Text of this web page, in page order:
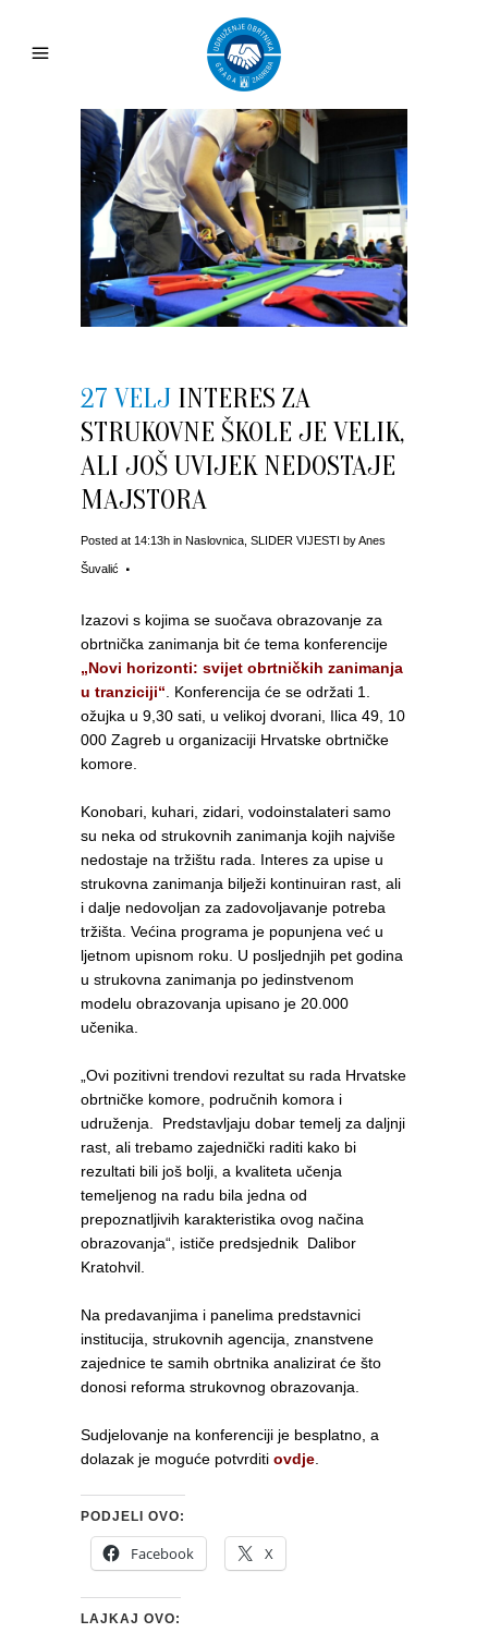
27 VELJ INTERES ZA
STRUKOVNE ŠKOLE JE VELIK,
ALI JOŠ UVIJEK NEDOSTAJE
MAJSTORA
Posted at 14:13h in Naslovnica SLIDER VIJESTI byAnes
Šuvalić
Izazovi s kojima se suočava obrazovanje za
obrtnička zanimanja bit će tema konferencije
„Novi horizonti: svijet obrtničkih zanimanja
u tranziciji“ . Konferencija će se održati 1.
ožujka u 9,30 sati, u velikoj dvorani, Ilica 49, 10
000 Zagreb u organizaciji Hrvatske obrtničke
komore.
Konobari, kuhari, zidari, vodoinstalateri samo
su neka od strukovnih zanimanja kojih najviše
nedostaje na tržištu rada. Interes za upise u
strukovna zanimanja bilježi kontinuiran rast, ali
i dalje nedovoljan za zadovoljavanje potreba
tržišta. Većina programa je popunjena već u
ljetnom upisnom roku. U posljednjih pet godina
u strukovna zanimanja po jedinstvenom
modelu obrazovanja upisano je 20.000
učenika.
„Ovi pozitivni trendovi rezultat su rada Hrvatske
obrtničke komore, područnih komora i
udruženja. Predstavljaju dobar temelj za daljnji
rast, ali trebamo zajednički raditi kako bi
rezultati bili još bolji, a kvaliteta učenja
temeljenog na radu bila jedna od
prepoznatljivih karakteristika ovog načina
obrazovanja“, ističe predsjednik Dalibor
Kratohvil.
Na predavanjima i panelima predstavnici
institucija, strukovnih agencija, znanstvene
zajednice te samih obrtnika analizirat će što
donosi reforma strukovnog obrazovanja.
Sudjelovanje na konferenciji je besplatno, a
dolazak je moguće potvrditi ovdje
PODJELI OVO:
Facebook X
LAJKAJ OVO: